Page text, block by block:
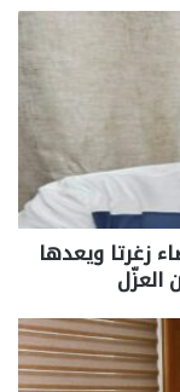
زغرتا ويعدها
العزّل